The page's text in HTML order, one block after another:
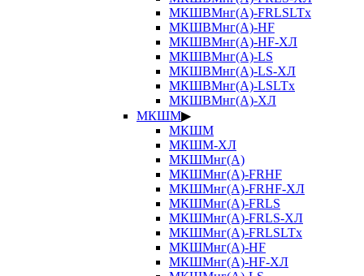
МКШВМнг(А)-FRLSLTx
МКШВМнг(А)-HF
МКШВМнг(А)-HF-ХЛ
МКШВМнг(А)-LS
МКШВМнг(А)-LS-ХЛ
МКШВМнг(А)-LSLTx
МКШВМнг(А)-ХЛ
МКШМ▶
МКШМ
МКШМ-ХЛ
МКШМнг(А)
МКШМнг(А)-FRHF
МКШМнг(А)-FRHF-ХЛ
МКШМнг(А)-FRLS
МКШМнг(А)-FRLS-ХЛ
МКШМнг(А)-FRLSLTx
МКШМнг(А)-HF
МКШМнг(А)-HF-ХЛ